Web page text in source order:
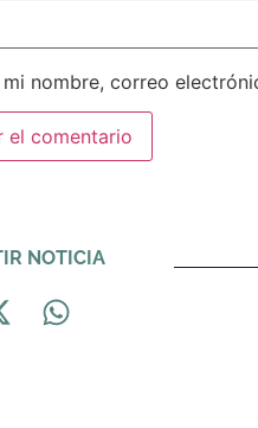
mi nombre, correo
NOTICIA